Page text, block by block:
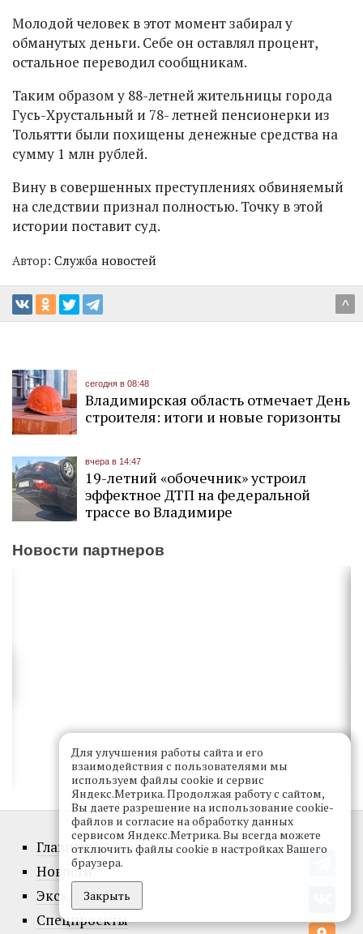
Молодой человек в этот момент забирал у
обманутых деньги. Себе он оставлял процент,
остальное переводил сообщникам.
Таким образом у 88-летней жительницы города
Гусь-Хрустальный и 78- летней пенсионерки из
Тольятти были похищены денежные средства на
сумму 1 млн рублей.
Вину в совершенных преступлениях обвиняемый
на следствии признал полностью. Точку в этой
истории поставит суд.
Автор: Служба новостей
^
сегодня в 08:48
Владимирская область отмечает День
строителя: итоги и новые горизонты
вчера в 14:47
19-летний «обочечник» устроил
эффектное ДТП на федеральной
трассе во Владимире
Новости партнеров
Главное
Новости
Эксклюзив
Спецпроекты
Для улучшения работы сайта и его
взаимодействия с пользователями мы
используем файлы cookie и сервис
Яндекс.Метрика. Продолжая работу с сайтом,
Вы даете разрешение на использование cookie-
файлов и согласие на обработку данных
сервисом Яндекс.Метрика. Вы всегда можете
отключить файлы cookie в настройках Вашего
браузера.
Закрыть